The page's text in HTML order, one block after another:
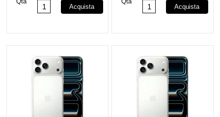
Acquista Acquista